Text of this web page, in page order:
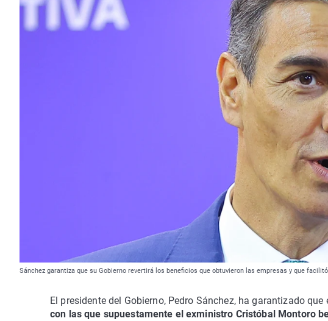
Sánchez garantiza que su Gobierno revertirá los beneficios que obtuvieron las empresas y que
El presidente del Gobierno, Pedro Sánchez, ha garantizado que
con las que supuestamente el exministro Cristóbal Montoro